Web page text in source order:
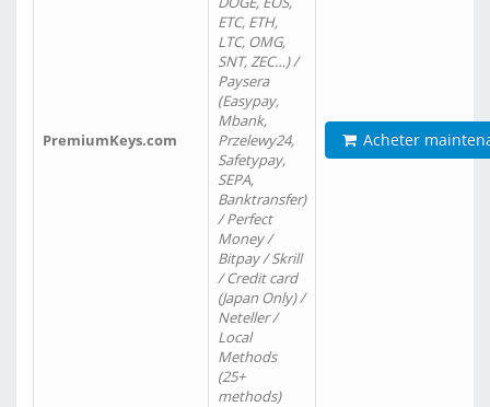
PremiumKeys.com
ETC, ETH,
LTC, OMG,
SNT, ZEC…) /
Paysera
(Easypay,
Mbank,
Przelewy24,
Safetypay,
SEPA,
Banktransfer)
/ Perfect
Money /
Bitpay / Skrill
/ Credit card
(Japan Only) /
Neteller /
Local
Methods
(25+
methods)
Acheter